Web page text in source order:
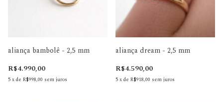
aliança bambolê - 2,5 mm
R$4.990,00
5xde R$998,00 sem juros
aliança dream - 2,5 mm
R$4.590,00
5xde R$918,00 sem juros